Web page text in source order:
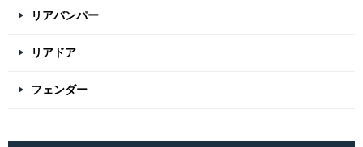
リアバンパー
リアドア
フェンダー